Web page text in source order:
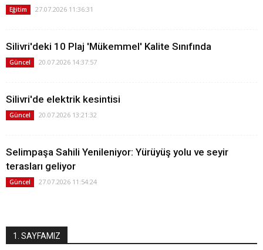
Eğitim 27.07.2026 11:36:31
Silivri'deki 10 Plaj 'Mükemmel' Kalite Sınıfında
Güncel 20.07.2026 14:37:57
Silivri'de elektrik kesintisi
Güncel 20.07.2026 13:21:32
Selimpaşa Sahili Yenileniyor: Yürüyüş yolu ve seyir
terasları geliyor
Güncel 27.07.2026 11:54:24
1. SAYFAMIZ